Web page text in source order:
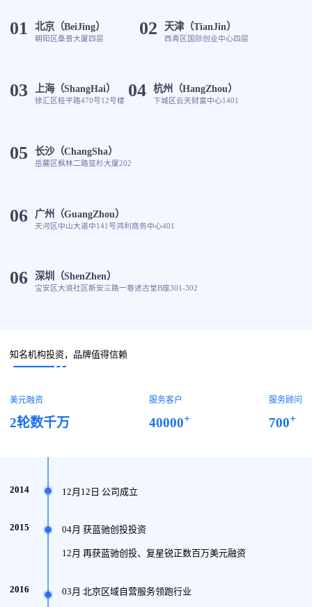
01 北京（BeiJing）
朝阳区桑普大厦四层 02 天津（TianJin）
西青区国际创业中心四层
03 上海（ShangHai）
徐汇区桂平路470号12号楼 04 杭州（HangZhou）
下城区云天财富中心1401
05 长沙（ChangSha）
岳麓区枫林二路蓝杉大厦202
06 广州（GuangZhou）
天河区中山大道中141号鸿利商务中心401
06 深圳（ShenZhen）
宝安区大浪社区新安三路一巷述古堂B座301-302
知名机构投资，品牌值得信赖
美元融资
2轮数千万
服务客户
40000+
服务顾问
700+
2014 12月12日 公司成立
2015 04月 获蓝驰创投投资
12月 再获蓝驰创投、复星锐正数百万美元融资
2016 03月 北京区域自营服务领跑行业